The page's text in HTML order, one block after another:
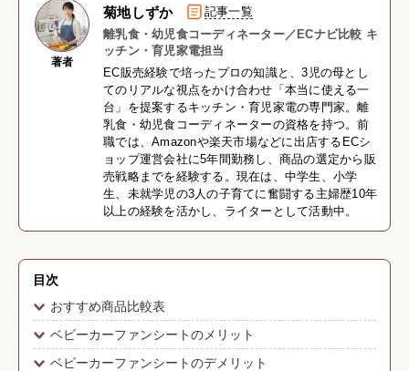
著者
菊地しずか
記事一覧
離乳食・幼児食コーディネーター／ECナビ比較 キ
ッチン・育児家電担当
EC販売経験で培ったプロの知識と、3児の母とし
てのリアルな視点をかけ合わせ「本当に使える一
台」を提案するキッチン・育児家電の専門家。離
乳食・幼児食コーディネーターの資格を持つ。前
職では、Amazonや楽天市場などに出店するECシ
ョップ運営会社に5年間勤務し、商品の選定から販
売戦略までを経験する。現在は、中学生、小学
生、未就学児の3人の子育てに奮闘する主婦歴10年
以上の経験を活かし、ライターとして活動中。
目次
おすすめ商品比較表
ベビーカーファンシートのメリット
ベビーカーファンシートのデメリット